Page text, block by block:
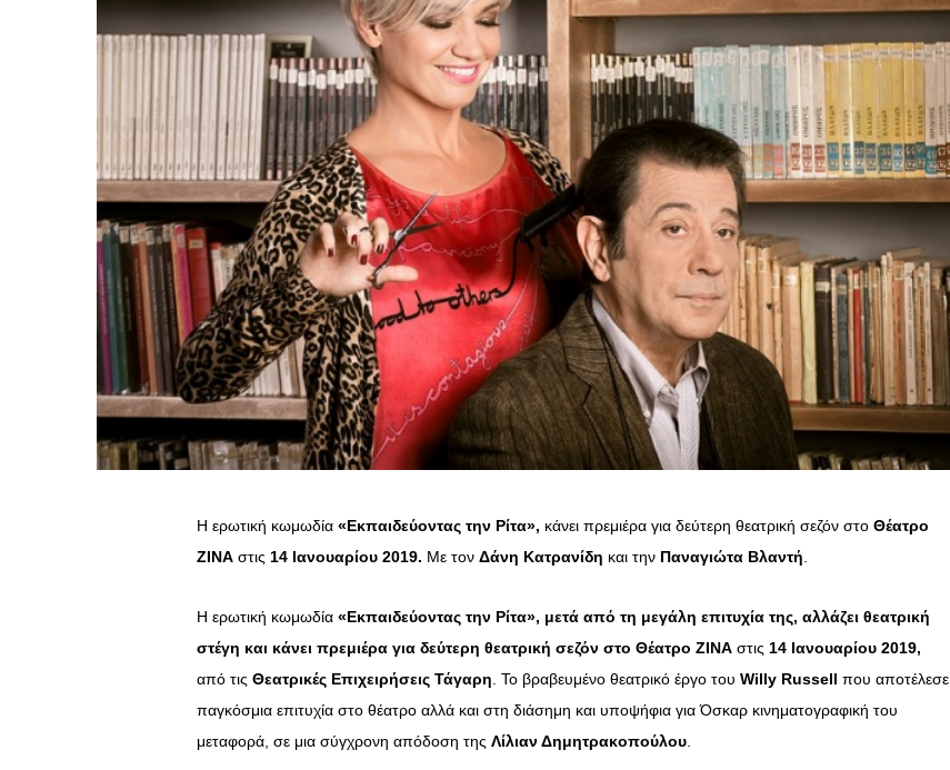
Η ερωτική κωμωδία «Εκπαιδεύοντας την Ρίτα», κάνει πρεμιέρα για δεύτερη θεατρική σεζόν στο Θέατρο
ΖΙΝΑ στις 14 Ιανουαρίου 2019. Με τον Δάνη Κατρανίδη και την Παναγιώτα Βλαντή.
Η ερωτική κωμωδία «Εκπαιδεύοντας την Ρίτα», μετά από τη μεγάλη επιτυχία της, αλλάζει θεατρική
στέγη και κάνει πρεμιέρα για δεύτερη θεατρική σεζόν στο Θέατρο ΖΙΝΑ στις 14 Ιανουαρίου 2019,
από τις Θεατρικές Επιχειρήσεις Τάγαρη. Το βραβευμένο θεατρικό έργο του Willy Russell που αποτέλεσε
παγκόσμια επιτυχία στο θέατρο αλλά και στη διάσημη και υποψήφια για Όσκαρ κινηματογραφική του
μεταφορά, σε μια σύγχρονη απόδοση της Λίλιαν Δημητρακοπούλου.